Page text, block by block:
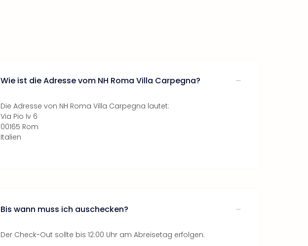
Wie ist die Adresse vom NH Roma Villa Carpegna?
Die Adresse von NH Roma Villa Carpegna lautet:
Via Pio Iv 6
00165 Rom
Italien
Bis wann muss ich auschecken?
Der Check-Out sollte bis 12:00 Uhr am Abreisetag erfolgen.